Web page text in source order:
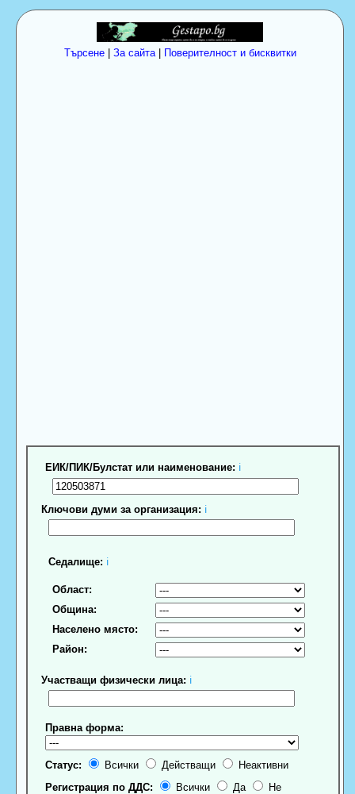
Търсене| За сайта| Поверителност и бисквитки
ЕИК/ПИК/Булстат или наименование: ℹ
Ключови думи за организация: ℹ
Седалище: ℹ
Област:
Община:
Населено място:
Район:
Участващи физически лица: ℹ
Правна форма:
Статус: Всички Действащи
Неактивни
Регистрация по ДДС:
Всички Да Не